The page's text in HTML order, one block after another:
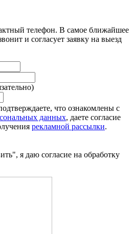
телефон. В самое ближайшее
и согласует заявку на выезд
что ознакомлены с
данных, даете согласие
рекламной рассылки.
я даю согласие на обработку